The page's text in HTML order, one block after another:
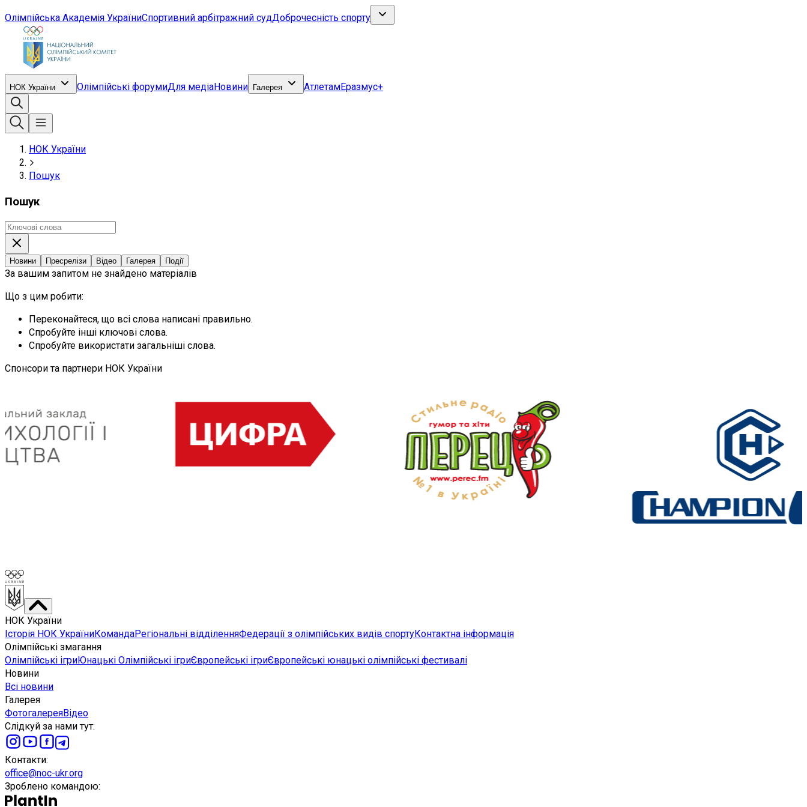
Олімпійська Академія УкраїниСпортивний арбітражний судДоброчесність спорту
НОК України Олімпійські форумиДля медіаНовини Галерея АтлетамЕразмус+
НОК України
Пошук
Пошук
Новини Пресрелізи Відео Галерея Події
За вашим запитом не знайдено матеріалів
Що з цим робити:
Переконайтеся, що всі слова написані правильно.
Спробуйте інші ключові слова.
Спробуйте використати загальніші слова.
Спонсори та партнери НОК України
НОК України
Історія НОК УкраїниКомандаРегіональні відділенняФедерації з олімпійських видів спортуКонтактна інформація
Олімпійські змагання
Олімпійські ігриЮнацькі Олімпійські ігриЄвропейські ігриЄвропейські юнацькі олімпійські фестивалі
Новини
Всі новини
Галерея
ФотогалереяВідео
Слідкуй за нами тут:
Контакти:
office@noc-ukr.org
Зроблено командою: